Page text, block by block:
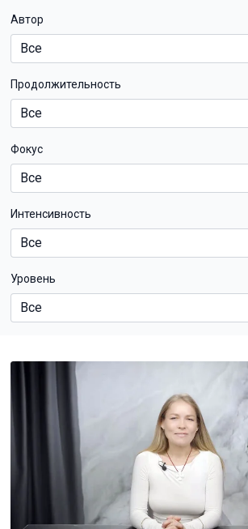
Автор
Продолжительность
Фокус
Интенсивность
Уровень